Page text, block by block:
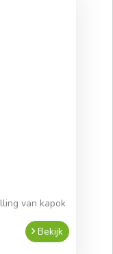
van kapok
Bekijk